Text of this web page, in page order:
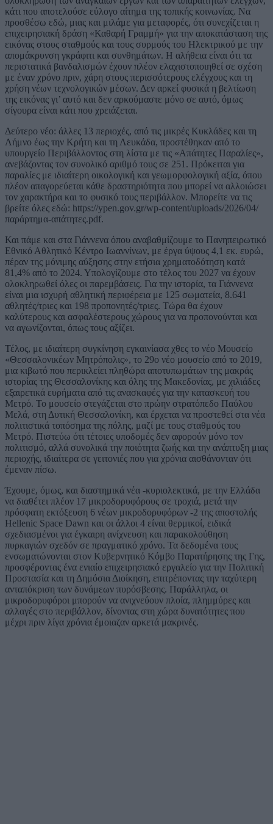
κάτι που αποτελούσε εύλογο αίτημα της τοπικής κοινωνίας. Να
προσθέσω εδώ, μιας και μιλάμε για μεταφορές, ότι συνεχίζεται η
επιχειρησιακή δράση «Καθαρή Γραμμή» για την αποκατάσταση της
εικόνας στους σταθμούς και τους συρμούς του Ηλεκτρικού με την
απομάκρυνση γκράφιτι και συνθημάτων. Η αλήθεια είναι ότι τα
περιστατικά βανδαλισμών έχουν πλέον ελαχιστοποιηθεί σε σχέση
με έναν χρόνο πριν, χάρη στους περισσότερους ελέγχους και τη
χρήση νέων τεχνολογικών μέσων. Δεν αρκεί φυσικά η βελτίωση
της εικόνας γι’ αυτό και δεν αρκούμαστε μόνο σε αυτό, όμως
σίγουρα είναι κάτι που χρειάζεται.
Δεύτερο νέο: άλλες 13 περιοχές, από τις μικρές Κυκλάδες και τη
Λήμνο έως την Κρήτη και τη Λευκάδα, προστέθηκαν από το
υπουργείο Περιβάλλοντος στη λίστα με τις «Απάτητες Παραλίες»,
ανεβάζοντας τον συνολικό αριθμό τους σε 251. Πρόκειται για
παραλίες με ιδιαίτερη οικολογική και γεωμορφολογική αξία, όπου
πλέον απαγορεύεται κάθε δραστηριότητα που μπορεί να αλλοιώσει
τον χαρακτήρα και το φυσικό τους περιβάλλον. Μπορείτε να τις
βρείτε όλες εδώ: https://ypen.gov.gr/wp-content/uploads/2026/04/
παράρτημα-απάτητες.pdf.
Και πάμε και στα Γιάννενα όπου αναβαθμίζουμε το Πανηπειρωτικό
Εθνικό Αθλητικό Κέντρο Ιωαννίνων, με έργα ύψους 4,1 εκ. ευρώ,
πέραν της μόνιμης αύξησης στην ετήσια χρηματοδότηση κατά
81,4% από το 2024. Υπολογίζουμε στο τέλος του 2027 να έχουν
ολοκληρωθεί όλες οι παρεμβάσεις. Για την ιστορία, τα Γιάννενα
είναι μια ισχυρή αθλητική περιφέρεια με 125 σωματεία, 8.641
αθλητές/τριες και 198 προπονητές/τριες. Τώρα θα έχουν
καλύτερους και ασφαλέστερους χώρους για να προπονούνται και
να αγωνίζονται, όπως τους αξίζει.
Τέλος, με ιδιαίτερη συγκίνηση εγκαινίασα χθες το νέο Μουσείο
«Θεσσαλονικέων Μητρόπολις», το 29ο νέο μουσείο από το 2019,
μια κιβωτό που περικλείει πληθώρα αποτυπωμάτων της μακράς
ιστορίας της Θεσσαλονίκης και όλης της Μακεδονίας, με χιλιάδες
εξαιρετικά ευρήματα από τις ανασκαφές για την κατασκευή του
Μετρό. Το μουσείο στεγάζεται στο πρώην στρατόπεδο Παύλου
Μελά, στη Δυτική Θεσσαλονίκη, και έρχεται να προστεθεί στα νέα
πολιτιστικά τοπόσημα της πόλης, μαζί με τους σταθμούς του
Μετρό. Πιστεύω ότι τέτοιες υποδομές δεν αφορούν μόνο τον
πολιτισμό, αλλά συνολικά την ποιότητα ζωής και την ανάπτυξη μιας
περιοχής, ιδιαίτερα σε γειτονιές που για χρόνια αισθάνονταν ότι
έμεναν πίσω.
Έχουμε, όμως, και διαστημικά νέα -κυριολεκτικά, με την Ελλάδα
να διαθέτει πλέον 17 μικροδορυφόρους σε τροχιά, μετά την
πρόσφατη εκτόξευση 6 νέων μικροδορυφόρων -2 της αποστολής
Hellenic Space Dawn και οι άλλοι 4 είναι θερμικοί, ειδικά
σχεδιασμένοι για έγκαιρη ανίχνευση και παρακολούθηση
πυρκαγιών σχεδόν σε πραγματικό χρόνο. Τα δεδομένα τους
ενσωματώνονται στον Κυβερνητικό Κόμβο Παρατήρησης της Γης,
προσφέροντας ένα ενιαίο επιχειρησιακό εργαλείο για την Πολιτική
Προστασία και τη Δημόσια Διοίκηση, επιτρέποντας την ταχύτερη
ανταπόκριση των δυνάμεων πυρόσβεσης. Παράλληλα, οι
μικροδορυφόροι μπορούν να ανιχνεύουν πλοία, πλημμύρες και
αλλαγές στο περιβάλλον, δίνοντας στη χώρα δυνατότητες που
μέχρι πριν λίγα χρόνια έμοιαζαν αρκετά μακρινές.